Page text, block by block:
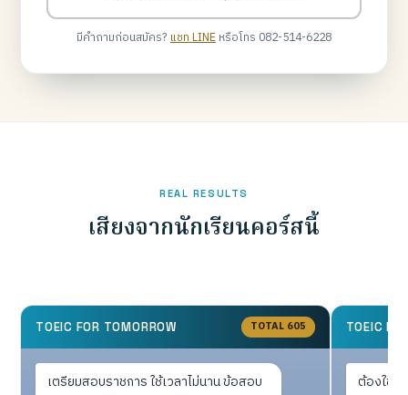
มีคำถามก่อนสมัคร?แชท LINEหรือโทร 082-514-6228
REAL RESULTS
เสียงจากนักเรียนคอร์สนี้
TOEIC FOR TOMORROW TOTAL 605
เตรียมสอบราชการ ใช้เวลาไม่นาน ข้อสอบ
TOEIC
ต้องใช้ยื่